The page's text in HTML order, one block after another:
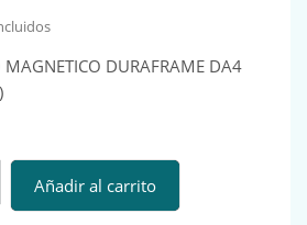
DURAFRAME DA4
MAGNETICO DURAFRAME DA4
Añadir al carrito